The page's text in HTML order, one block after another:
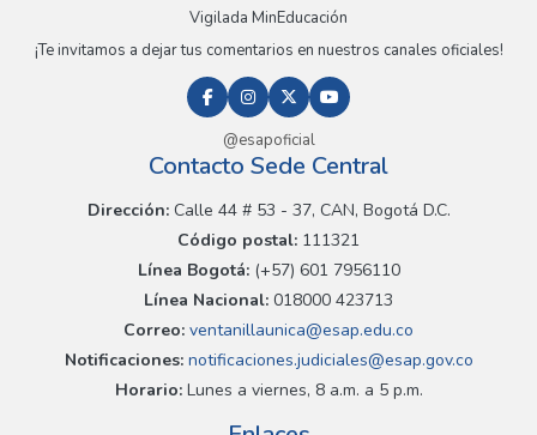
Vigilada MinEducación
¡Te invitamos a dejar tus comentarios en nuestros canales oficiales!
@esapoficial
Contacto Sede Central
Dirección:Calle 44 # 53 - 37, CAN, Bogotá D.C.
Código postal: 111321
Línea Bogotá:(+57) 601 7956110
Línea Nacional: 018000 423713
Correo: ventanillaunica@esap.edu.co
Notificaciones:notificaciones.judiciales@esap.gov.co
Horario:Lunes a viernes, 8 a.m. a 5 p.m.